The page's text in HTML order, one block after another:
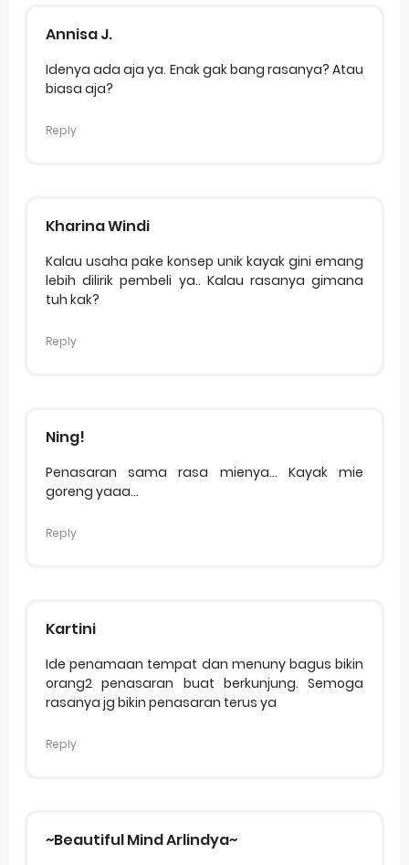
Annisa J.
Idenya ada aja ya. Enak gak bang rasanya? Atau
biasa aja?
Reply
Kharina Windi
Kalau usaha pake konsep unik kayak gini emang
lebih dilirik pembeli ya.. Kalau rasanya gimana
tuh kak?
Reply
Ning!
Penasaran sama rasa mienya... Kayak mie
goreng yaaa...
Reply
Kartini
Ide penamaan tempat dan menuny bagus bikin
orang2 penasaran buat berkunjung. Semoga
rasanya jg bikin penasaran terus ya
Reply
~Beautiful Mind Arlindya~